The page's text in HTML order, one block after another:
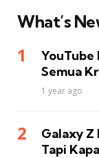
What’s
Semua
1 year ago
Galaxy Z
Tapi